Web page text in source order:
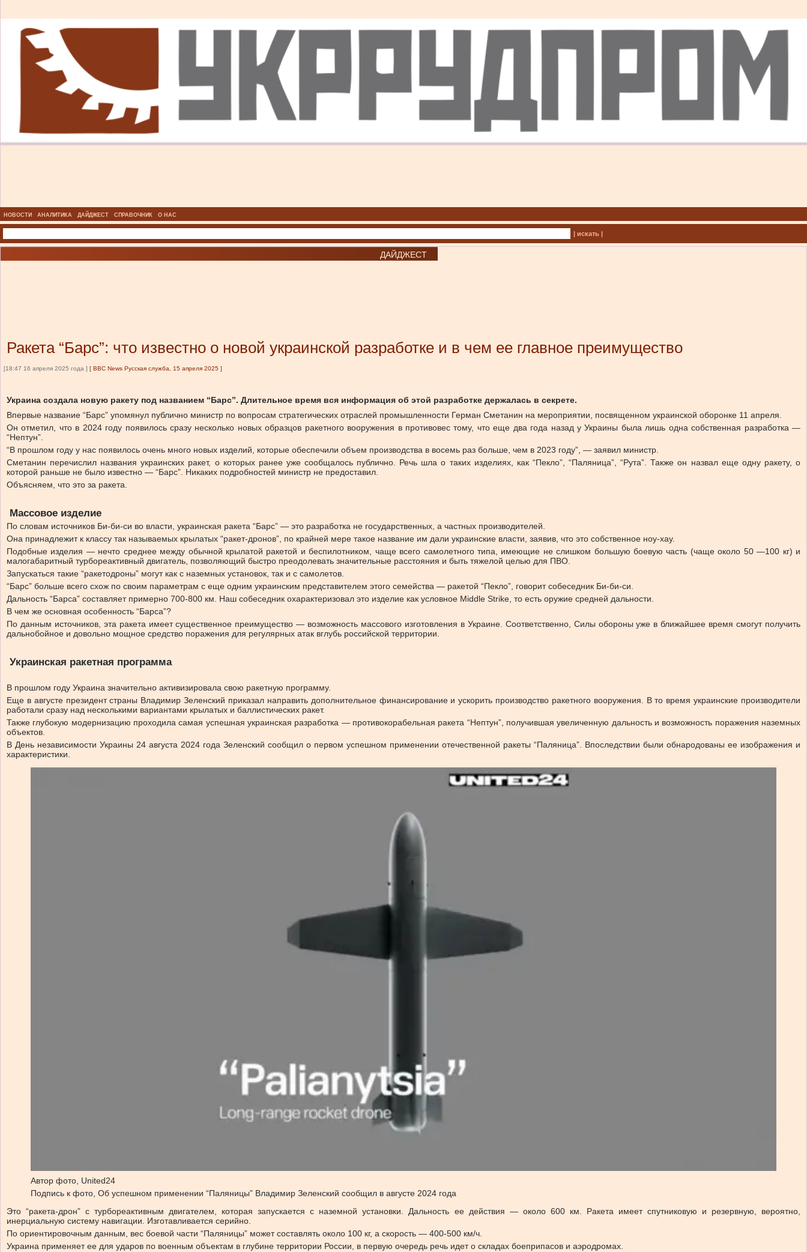
НОВОСТИ АНАЛИТИКА ДАЙДЖЕСТ СПРАВОЧНИК О НАС
| искать |
ДАЙДЖЕСТ
Ракета “Барс”: что известно о новой украинской разработке и в чем ее главное преимущество
[18:47 16 апреля 2025 года ] [ BBC News Русская служба, 15 апреля 2025 ]
Украина создала новую ракету под названием “Барс”. Длительное время вся информация об этой разработке держалась в секрете.
Впервые название “Барс” упомянул публично министр по вопросам стратегических отраслей промышленности Герман Сметанин на мероприятии, посвященном украинской оборонке 11 апреля.
Он отметил, что в 2024 году появилось сразу несколько новых образцов ракетного вооружения в противовес тому, что еще два года назад у Украины была лишь одна собственная разработка —
“Нептун”.
“В прошлом году у нас появилось очень много новых изделий, которые обеспечили объем производства в восемь раз больше, чем в 2023 году”, — заявил министр.
Сметанин перечислил названия украинских ракет, о которых ранее уже сообщалось публично. Речь шла о таких изделиях, как “Пекло”, “Паляница”, “Рута”. Также он назвал еще одну ракету, о
которой раньше не было известно — “Барс”. Никаких подробностей министр не предоставил.
Объясняем, что это за ракета.
Массовое изделие
По словам источников Би-би-си во власти, украинская ракета “Барс” — это разработка не государственных, а частных производителей.
Она принадлежит к классу так называемых крылатых “ракет-дронов”, по крайней мере такое название им дали украинские власти, заявив, что это собственное ноу-хау.
Подобные изделия — нечто среднее между обычной крылатой ракетой и беспилотником, чаще всего самолетного типа, имеющие не слишком большую боевую часть (чаще около 50 —100 кг) и
малогабаритный турбореактивный двигатель, позволяющий быстро преодолевать значительные расстояния и быть тяжелой целью для ПВО.
Запускаться такие “ракетодроны” могут как с наземных установок, так и с самолетов.
“Барс” больше всего схож по своим параметрам с еще одним украинским представителем этого семейства — ракетой “Пекло”, говорит собеседник Би-би-си.
Дальность “Барса” составляет примерно 700-800 км. Наш собеседник охарактеризовал это изделие как условное Middle Strike, то есть оружие средней дальности.
В чем же основная особенность “Барса”?
По данным источников, эта ракета имеет существенное преимущество — возможность массового изготовления в Украине. Соответственно, Силы обороны уже в ближайшее время смогут получить
дальнобойное и довольно мощное средство поражения для регулярных атак вглубь российской территории.
Украинская ракетная программа
В прошлом году Украина значительно активизировала свою ракетную программу.
Еще в августе президент страны Владимир Зеленский приказал направить дополнительное финансирование и ускорить производство ракетного вооружения. В то время украинские производители
работали сразу над несколькими вариантами крылатых и баллистических ракет.
Также глубокую модернизацию проходила самая успешная украинская разработка — противокорабельная ракета “Нептун”, получившая увеличенную дальность и возможность поражения наземных
объектов.
В День независимости Украины 24 августа 2024 года Зеленский сообщил о первом успешном применении отечественной ракеты “Паляница”. Впоследствии были обнародованы ее изображения и
характеристики.
Автор фото, United24
Подпись к фото, Об успешном применении “Паляницы” Владимир Зеленский сообщил в августе 2024 года
Это “ракета-дрон” с турбореактивным двигателем, которая запускается с наземной установки. Дальность ее действия — около 600 км. Ракета имеет спутниковую и резервную, вероятно,
инерциальную систему навигации. Изготавливается серийно.
По ориентировочным данным, вес боевой части “Паляницы” может составлять около 100 кг, а скорость — 400-500 км/ч.
Украина применяет ее для ударов по военным объектам в глубине территории России, в первую очередь речь идет о складах боеприпасов и аэродромах.